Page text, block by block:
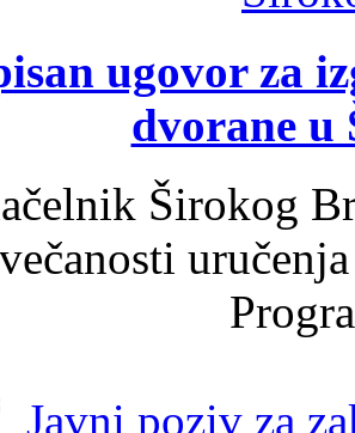
ugovor za
dvorane u
Širokog